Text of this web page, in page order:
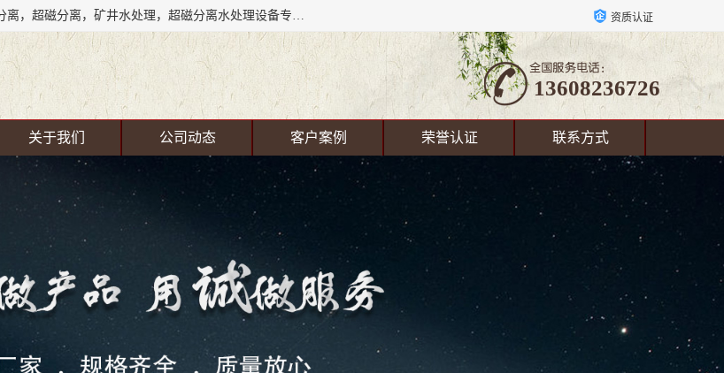
成都源蓉科技公司长期致力于环保技术的研发、设备制造、销售服务。磁分离，超磁分离，矿井水处理，超磁分离水处理设备专业厂家（国家发明专利授权）在水处理领域，公司拥有自己的技术，包括磁分离净化、磁力脱水、精密过滤等，且已获得多项国家发明专利磁分离设备，一级强化设备，磁分离机，磁分离水处理技术服务，超磁分离水处理技术服务。 资质认证
13608236726
关于我们 公司动态 客户案例 荣誉认证 联系方式